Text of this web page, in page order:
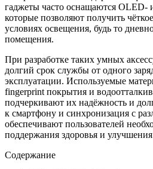
гаджеты часто оснащаются OLED-
которые позволяют получить
условиях освещения, будь то
помещения.
При разработке таких умных
долгий срок службы от одного
эксплуатации. Используемые
fingerprint покрытия и
подчеркивают их надёжность и
к смартфону и синхронизация с
обеспечивают пользователей
поддержания здоровья и
Содержание